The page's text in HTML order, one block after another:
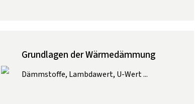
Grundlagen der Wärmedämmung
Dämmstoffe, Lambdawert, U-Wert ...